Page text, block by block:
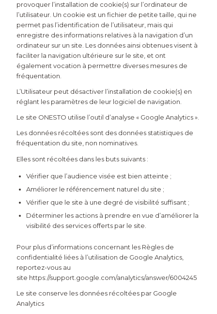
provoquer l’installation de cookie(s) sur l’ordinateur de
l’utilisateur. Un cookie est un fichier de petite taille, qui ne
permet pas l’identification de l’utilisateur, mais qui
enregistre des informations relatives à la navigation d’un
ordinateur sur un site. Les données ainsi obtenues visent à
faciliter la navigation ultérieure sur le site, et ont
également vocation à permettre diverses mesures de
fréquentation.
L’Utilisateur peut désactiver l’installation de cookie(s) en
réglant les paramètres de leur logiciel de navigation.
Le site ONESTO utilise l’outil d’analyse « Google Analytics ».
Les données récoltées sont des données statistiques de
fréquentation du site, non nominatives.
Elles sont récoltées dans les buts suivants :
Vérifier que l’audience visée est bien atteinte ;
Améliorer le référencement naturel du site ;
Vérifier que le site à une degré de visibilité suffisant ;
Déterminer les actions à prendre en vue d’améliorer la
visibilité des services offerts par le site.
Pour plus d’informations concernant les Règles de
confidentialité liées à l’utilisation de Google Analytics,
reportez-vous au
site https://support.google.com/analytics/answer/6004245
Le site conserve les données récoltées par Google
Analytics